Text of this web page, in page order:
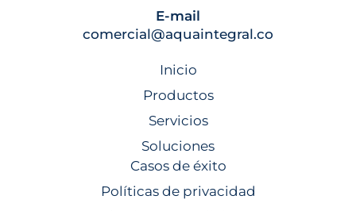
E-mail
comercial@aquaintegral.co
Inicio
Productos
Servicios
Soluciones
Casos de éxito
Políticas de privacidad